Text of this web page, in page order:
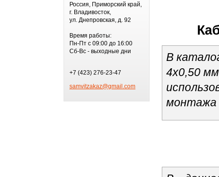
В
4х0,50
монтажа
Россия, Приморский край,
г. Владивосток,
ул. Днепровская, д. 92
Время работы:
Пн-Пт с 09:00 до 16:00
Сб-Вс - выходные дни
+7 (423) 276-23-47
samvitzakaz@gmail.com